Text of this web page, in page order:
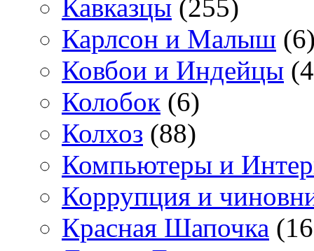
Кавказцы (255)
Карлсон и Малыш
Ковбои и Индейцы
Колобок (6)
Колхоз (88)
Компьютеры и
Коррупция и
Красная Шапочка